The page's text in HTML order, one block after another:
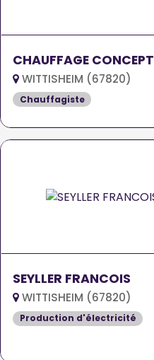
CHAUFFAGE CONCEPT
WITTISHEIM (67820)
Chauffagiste
SEYLLER FRANCOIS
WITTISHEIM (67820)
Production d'électricité